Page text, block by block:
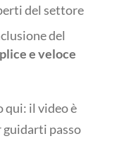
del settore
del
e veloce
il video è
passo